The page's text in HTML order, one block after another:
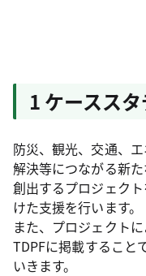
1 ケースス
防災、観光、交通、
解決等につながる新
創出するプロジェク
けた支援を行います。
また、プロジェクト
TDPFに掲載すること
いきます。